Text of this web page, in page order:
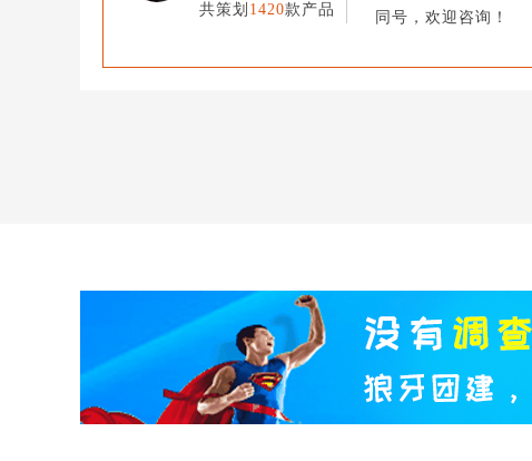
共策划 1420款产品
同号，欢迎咨询！